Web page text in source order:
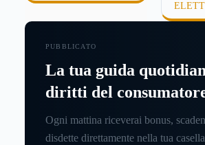
PUBBLICATO
La tua guida
diritti del
Ogni mattina riceverai bonus,
disdette direttamente nella tua